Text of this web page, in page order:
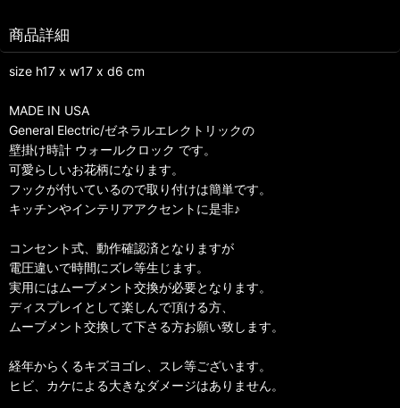
商品詳細
size h17 x w17 x d6 cm
MADE IN USA
General Electric/ゼネラルエレクトリックの
壁掛け時計 ウォールクロック です。
可愛らしいお花柄になります。
フックが付いているので取り付けは簡単です。
キッチンやインテリアアクセントに是非♪
コンセント式、動作確認済となりますが
電圧違いで時間にズレ等生じます。
実用にはムーブメント交換が必要となります。
ディスプレイとして楽しんで頂ける方、
ムーブメント交換して下さる方お願い致します。
経年からくるキズヨゴレ、スレ等ございます。
ヒビ、カケによる大きなダメージはありません。